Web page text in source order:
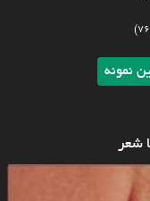
نمونه
شعر